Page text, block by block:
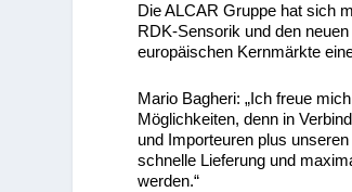
Die ALCAR Gruppe hat sich
RDK-Sensorik und den
europäischen Kernmärkte
Mario Bagheri: „Ich freue
Möglichkeiten, denn in
und Importeuren plus
schnelle Lieferung und
werden.“